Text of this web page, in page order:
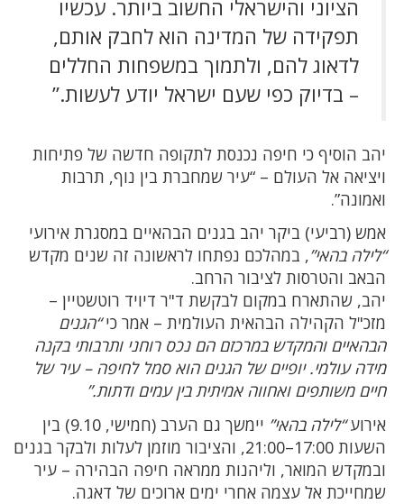
הציוני והישראלי החשוב ביותר. עכשיו
תפקידה של המדינה הוא לחבק אותם,
לדאוג להם, ולתמוך במשפחות החללים
– בדיוק כפי שעם ישראל יודע לעשות.”
יהב הוסיף כי חיפה נכנסת לתקופה חדשה של פתיחות
ויציאה אל העולם – “עיר שמחברת בין נוף, תרבות
ואמונה”.
אמש (רביעי) ביקר יהב בגנים הבהאיים במסגרת אירועי
“לילה בהאי”, במהלכם נפתחו לראשונה זה שנים מקדש
הבאב והטרסות לציבור הרחב.
יהב, שהתארח במקום לבקשת ד"ר דיויד רוטשטיין –
מזכ"ל הקהילה הבהאית העולמית – אמר כי“הגנים
הבהאיים והמקדש במרכזם הם נכס רוחני ותרבותי בקנה
מידה עולמי. יופיים של הגנים הוא סמל לחיפה – עיר של
חיים משותפים ואחווה אמיתית בין עמים ודתות.”
אירוע“לילה בהאי”
יימשך גם הערב (חמישי, 9.10) בין
השעות 17:00–21:00, והציבור מוזמן לעלות ולבקר בגנים
ובמקדש המואר, וליהנות ממראה חיפה הבהירה – עיר
שמחייכת אל עצמה אחרי ימים ארוכים של דאגה.